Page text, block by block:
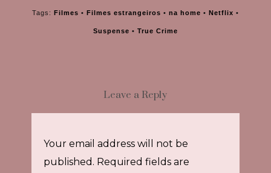
Tags: Filmes • Filmes estrangeiros • na home • Netflix •
Suspense • True Crime
Leave a Reply
Your email address will not be
published. Required fields are